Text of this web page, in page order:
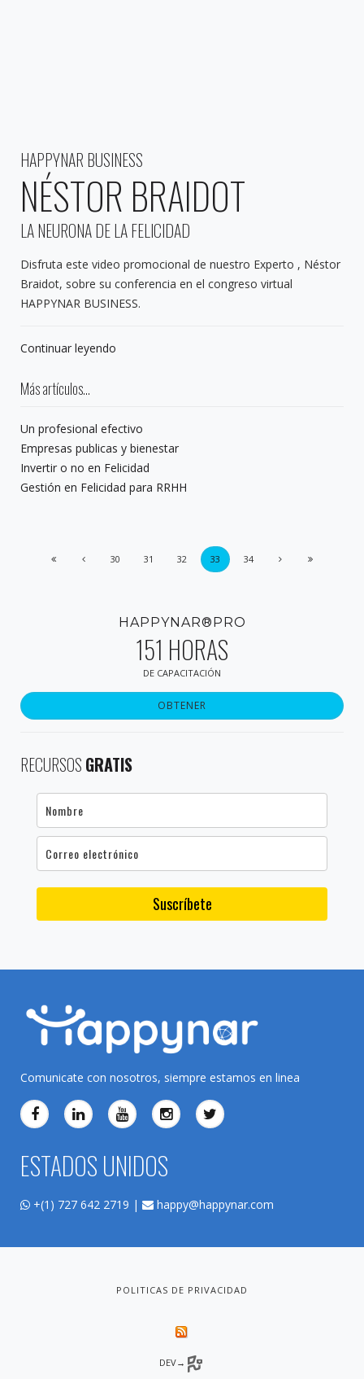
HAPPYNAR BUSINESS
NÉSTOR BRAIDOT
LA NEURONA DE LA FELICIDAD
Disfruta este video promocional de nuestro Experto , Néstor
Braidot, sobre su conferencia en el congreso virtual
HAPPYNAR BUSINESS.
Continuar leyendo
Más artículos...
Un profesional efectivo
Empresas publicas y bienestar
Invertir o no en Felicidad
Gestión en Felicidad para RRHH
30 31 32 33 34
HAPPYNAR®PRO
151 HORAS
DE CAPACITACIÓN
OBTENER
RECURSOS GRATIS
Suscríbete
Comunicate con nosotros, siempre estamos en linea
ESTADOS UNIDOS
+(1) 727 642 2719 | happy@happynar.com
POLITICAS DE PRIVACIDAD
DEV→